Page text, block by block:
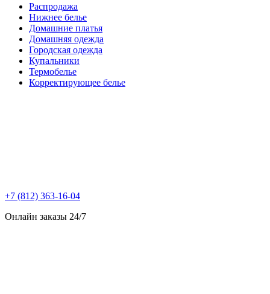
Распродажа
Нижнее белье
Домашние платья
Домашняя одежда
Городская одежда
Купальники
Термобелье
Корректирующее белье
+7 (812) 363-16-04
Онлайн заказы 24/7